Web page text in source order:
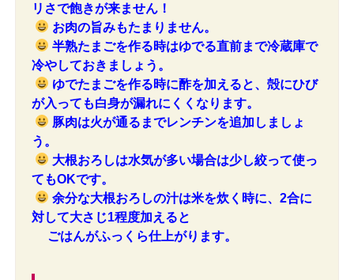
リさで飽きが来ません！
お肉の旨みもたまりません。
半熟たまごを作る時はゆでる直前まで冷蔵庫で
冷やしておきましょう。
ゆでたまごを作る時に酢を加えると、殻にひび
が入っても白身が漏れにくくなります。
豚肉は火が通るまでレンチンを追加しましょ
う。
大根おろしは水気が多い場合は少し絞って使っ
てもOKです。
余分な大根おろしの汁は米を炊く時に、2合に
対して大さじ1程度加えると
ごはんがふっくら仕上がります。